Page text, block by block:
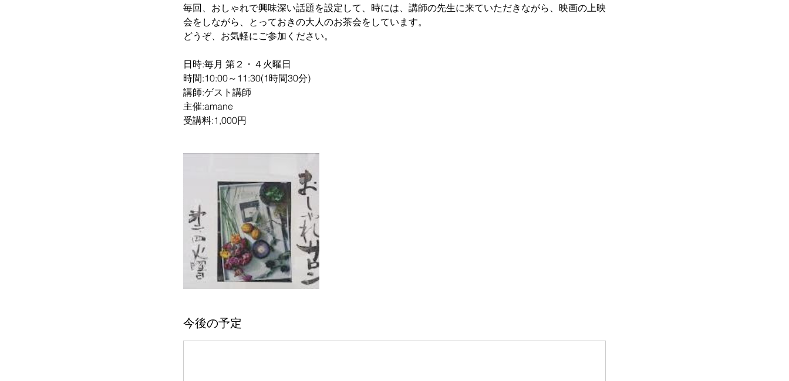
毎回、おしゃれで興味深い話題を設定して、時には、講師の先生に来ていただきながら、映画の上映
会をしながら、とっておきの大人のお茶会をしています。
どうぞ、お気軽にご参加ください。
日時:毎月 第２・４火曜日
時間:10:00～11:30(1時間30分)
講師:ゲスト講師
主催:amane
受講料:1,000円
今後の予定